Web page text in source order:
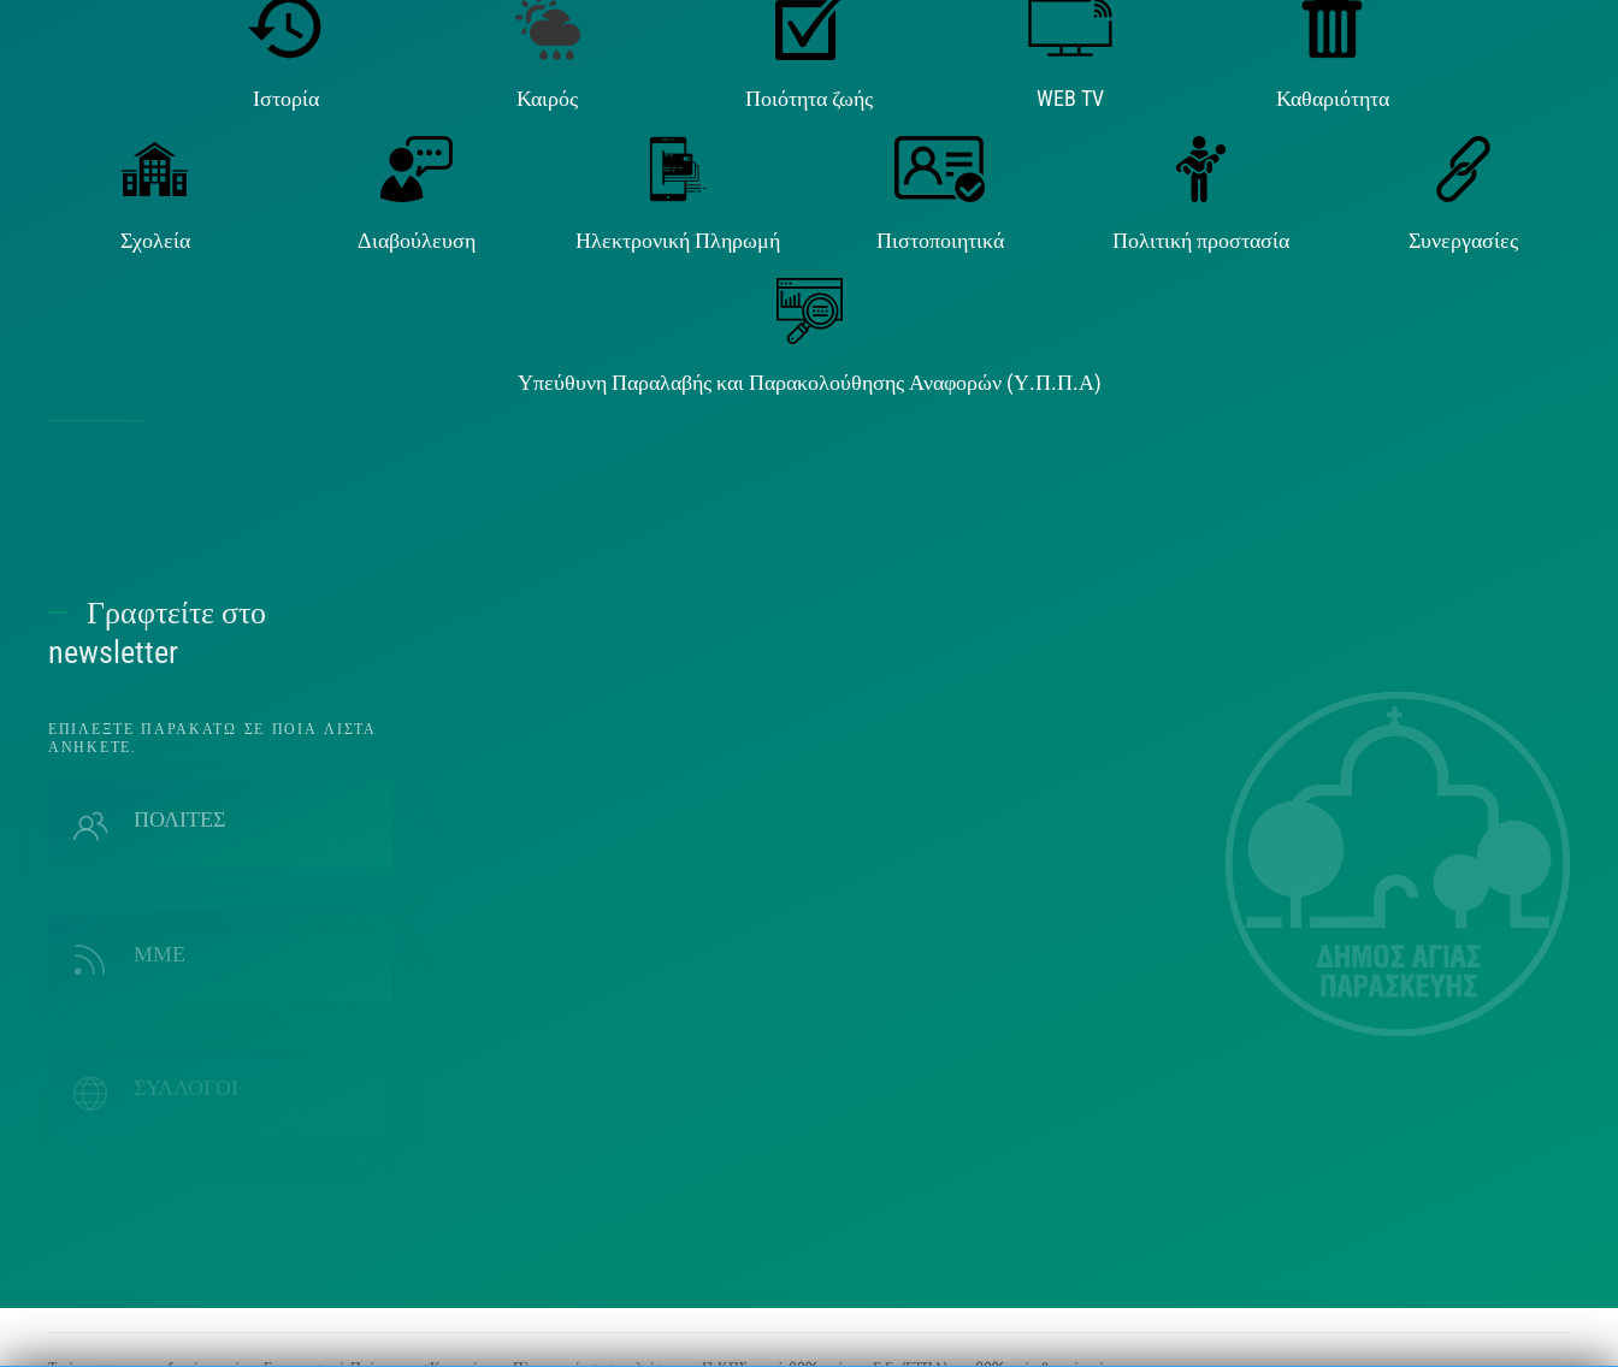
Ιστορία Καιρός Ποιότητα ζωής WEB TV Καθαριότητα
Σχολεία Διαβούλευση Ηλεκτρονική Πληρωμή Πιστοποιητικά Πολιτική προστασία Συνεργασίες
Υπεύθυνη Παραλαβής και Παρακολούθησης Αναφορών (Υ.Π.Π.Α)
Γραφτείτε στο
newsletter
ΕΠΙΛΈΞΤΕ ΠΑΡΑΚΆΤΩ ΣΕ ΠΟΙΑ ΛΊΣΤΑ
ΑΝΉΚΕΤΕ.
ΠΟΛΙΤΕΣ
ΜΜΕ
ΣΥΛΛΟΓΟΙ
415-417
Τ.Κ.15343
Αγία Παρασκευή
213 2004500